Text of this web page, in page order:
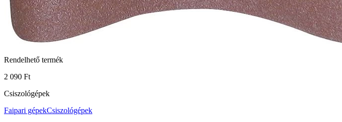
Rendelhető termék
2 090 Ft
Csiszológépek
Faipari gépekCsiszológépek